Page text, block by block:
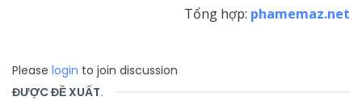
Tổng hợp: phamemaz.net
Please login to join discussion
ĐƯỢC ĐỀ XUẤT.